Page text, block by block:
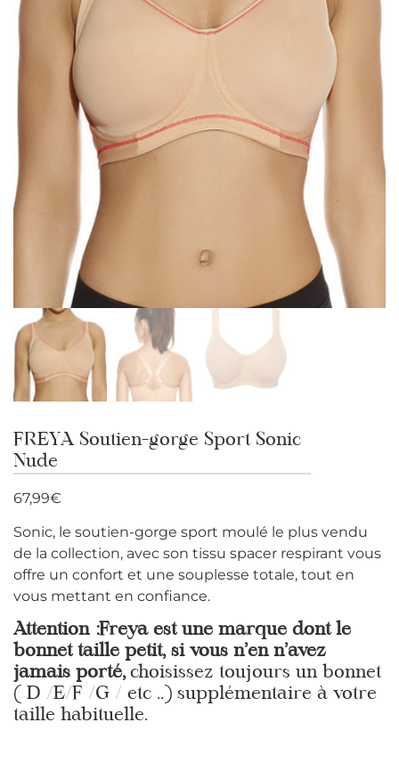
FREYA Soutien-gorge Sport Sonic
Nude
67,99€
Sonic, le soutien-gorge sport moulé le plus vendu
de la collection, avec son tissu spacer respirant vous
offre un confort et une souplesse totale, tout en
vous mettant en confiance.
Attention :Freya est une marque dont le
bonnet taille petit, si vous n’en n’avez
jamais porté, choisissez toujours un bonnet
( D /E/F /G / etc ..) supplémentaire à votre
taille habituelle.